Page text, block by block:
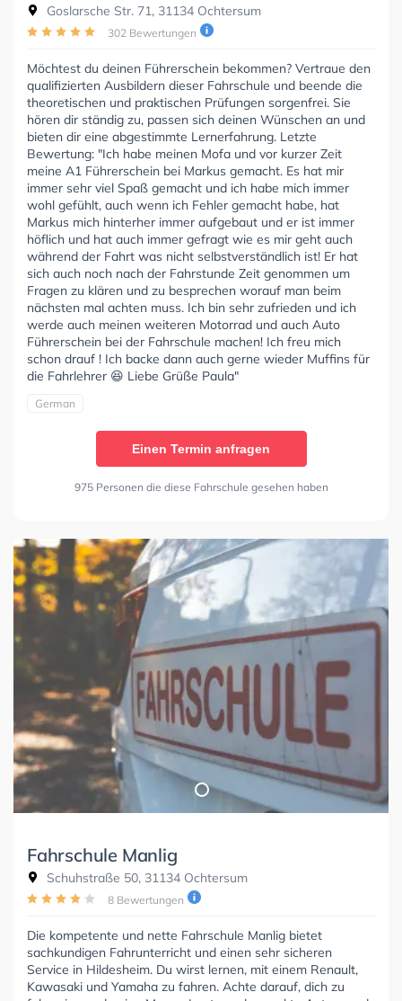
Goslarsche Str. 71, 31134 Ochtersum
302 Bewertungen
Möchtest du deinen Führerschein bekommen? Vertraue den
qualifizierten Ausbildern dieser Fahrschule und beende die
theoretischen und praktischen Prüfungen sorgenfrei. Sie
hören dir ständig zu, passen sich deinen Wünschen an und
bieten dir eine abgestimmte Lernerfahrung. Letzte
Bewertung: "Ich habe meinen Mofa und vor kurzer Zeit
meine A1 Führerschein bei Markus gemacht. Es hat mir
immer sehr viel Spaß gemacht und ich habe mich immer
wohl gefühlt, auch wenn ich Fehler gemacht habe, hat
Markus mich hinterher immer aufgebaut und er ist immer
höflich und hat auch immer gefragt wie es mir geht auch
während der Fahrt was nicht selbstverständlich ist! Er hat
sich auch noch nach der Fahrstunde Zeit genommen um
Fragen zu klären und zu besprechen worauf man beim
nächsten mal achten muss. Ich bin sehr zufrieden und ich
werde auch meinen weiteren Motorrad und auch Auto
Führerschein bei der Fahrschule machen! Ich freu mich
schon drauf ! Ich backe dann auch gerne wieder Muffins für
die Fahrlehrer 😆 Liebe Grüße Paula"
German
Einen Termin anfragen
975 Personen die diese Fahrschule gesehen haben
Fahrschule Manlig
Schuhstraße 50, 31134 Ochtersum
8 Bewertungen
Die kompetente und nette Fahrschule Manlig bietet
sachkundigen Fahrunterricht und einen sehr sicheren
Service in Hildesheim. Du wirst lernen, mit einem Renault,
Kawasaki und Yamaha zu fahren. Achte darauf, dich zu